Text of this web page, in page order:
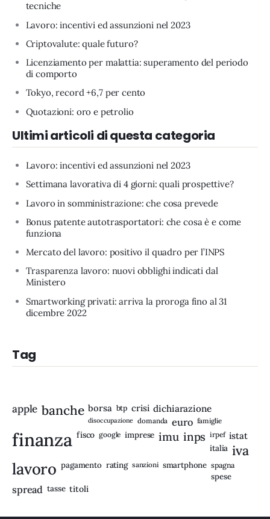
tecniche
Lavoro: incentivi ed assunzioni nel 2023
Criptovalute: quale futuro?
Licenziamento per malattia: superamento del periodo
di comporto
Tokyo, record +6,7 per cento
Quotazioni: oro e petrolio
Ultimi articoli di questa categoria
Lavoro: incentivi ed assunzioni nel 2023
Settimana lavorativa di 4 giorni: quali prospettive?
Lavoro in somministrazione: che cosa prevede
Bonus patente autotrasportatori: che cosa è e come
funziona
Mercato del lavoro: positivo il quadro per l’INPS
Trasparenza lavoro: nuovi obblighi indicati dal
Ministero
Smartworking privati: arriva la proroga fino al 31
dicembre 2022
Tag
apple banche borsa btp crisi dichiarazione
disoccupazione domanda euro famiglie
finanza fisco google imprese imu inps irpef istat
italia iva
lavoro pagamento rating sanzioni smartphone spagna
spese
spread tasse titoli